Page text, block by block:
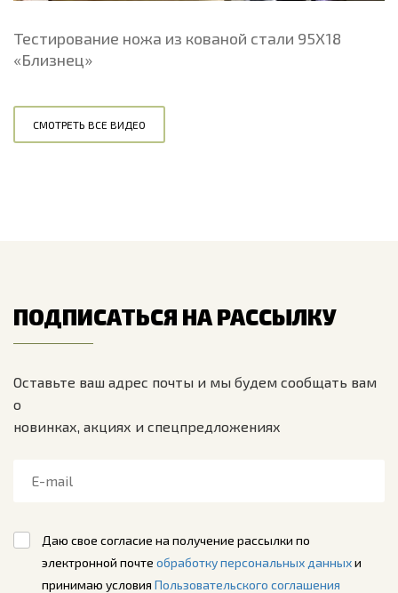
Тестирование ножа из кованой стали 95Х18
«Близнец»
СМОТРЕТЬ ВСЕ ВИДЕО
ПОДПИСАТЬСЯ НА РАССЫЛКУ
Оставьте ваш адрес почты и мы будем сообщать вам
о
новинках, акциях и спецпредложениях
Даю свое согласие на получение рассылки по
электронной почте обработку персональных данныхи
принимаю условия Пользовательского соглашения